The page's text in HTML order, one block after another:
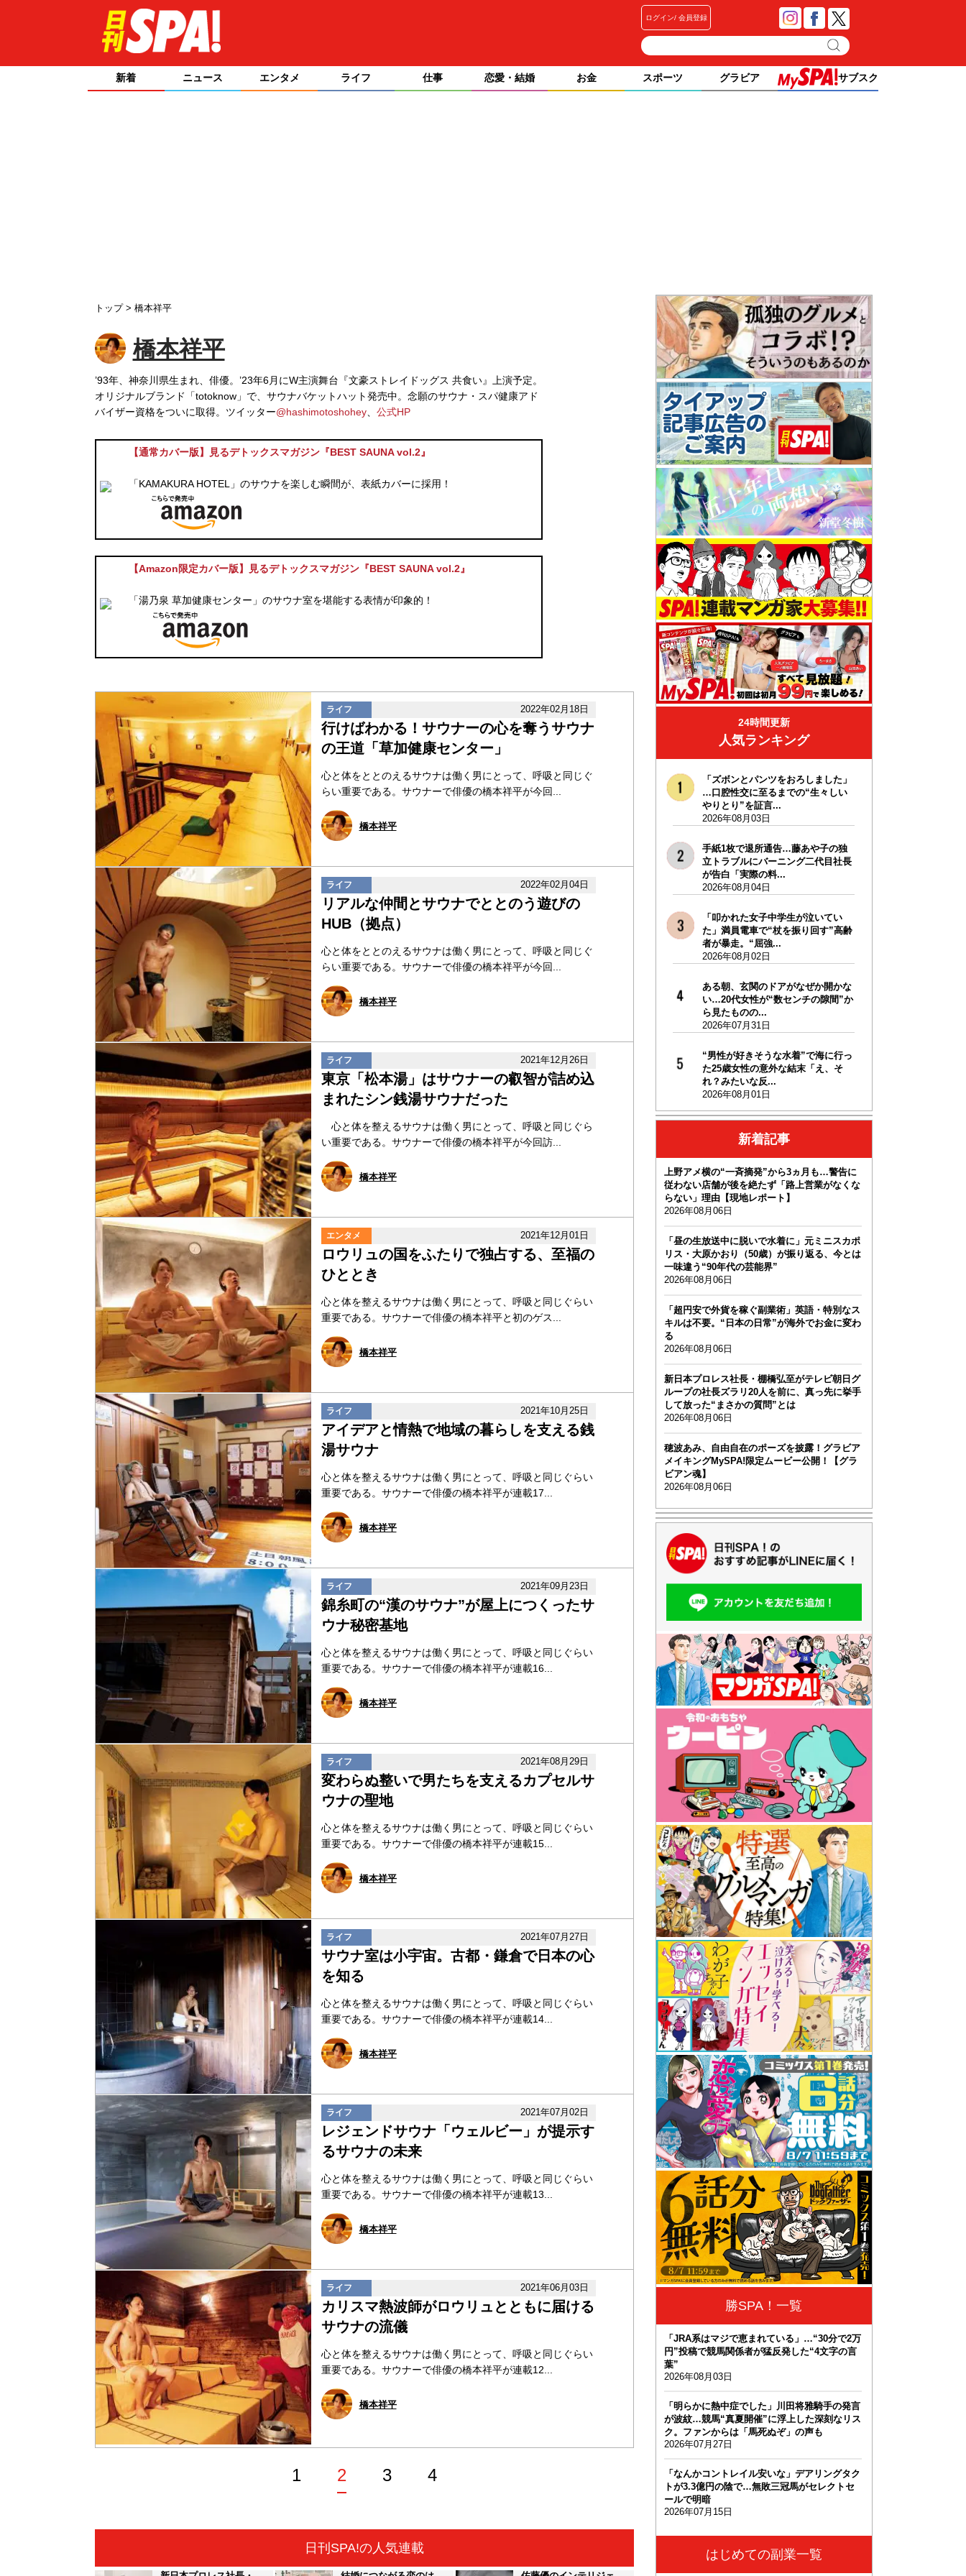
ログイン 会員登録
新着 ニュース エンタメ ライフ 仕事 恋愛・結婚 お金 スポーツ グラビア サブスク
トップ 橋本祥平
橋本祥平
’93年、神奈川県生まれ、俳優。’23年6月にW主演舞台『文豪ストレイドッグス 共食い』上演予定。
オリジナルブランド「totoknow」で、サウナバケットハット発売中。念願のサウナ・スパ健康アド
バイザー資格をついに取得。ツイッター@hashimotoshohey、 公式HP
【通常カバー版】見るデトックスマガジン『BEST SAUNA vol.2』
「KAMAKURA HOTEL」のサウナを楽しむ瞬間が、表紙カバーに採用！
【Amazon限定カバー版】見るデトックスマガジン『BEST SAUNA vol.2』
「湯乃泉 草加健康センター」のサウナ室を堪能する表情が印象的！
ライフ 2022年02月18日
行けばわかる！サウナーの心を奪うサウナ
の王道「草加健康センター」
心と体をととのえるサウナは働く男にとって、呼吸と同じぐ
らい重要である。サウナーで俳優の橋本祥平が今回...
橋本祥平
ライフ 2022年02月04日
リアルな仲間とサウナでととのう遊びの
HUB（拠点）
心と体をととのえるサウナは働く男にとって、呼吸と同じぐ
らい重要である。サウナーで俳優の橋本祥平が今回...
橋本祥平
ライフ 2021年12月26日
東京「松本湯」はサウナーの叡智が詰め込
まれたシン銭湯サウナだった
心と体を整えるサウナは働く男にとって、呼吸と同じぐら
い重要である。サウナーで俳優の橋本祥平が今回訪...
橋本祥平
エンタメ 2021年12月01日
ロウリュの国をふたりで独占する、至福の
ひととき
心と体を整えるサウナは働く男にとって、呼吸と同じぐらい
重要である。サウナーで俳優の橋本祥平と初のゲス...
橋本祥平
ライフ 2021年10月25日
アイデアと情熱で地域の暮らしを支える銭
湯サウナ
心と体を整えるサウナは働く男にとって、呼吸と同じぐらい
重要である。サウナーで俳優の橋本祥平が連載17...
橋本祥平
ライフ 2021年09月23日
錦糸町の“漢のサウナ”が屋上につくったサ
ウナ秘密基地
心と体を整えるサウナは働く男にとって、呼吸と同じぐらい
重要である。サウナーで俳優の橋本祥平が連載16...
橋本祥平
ライフ 2021年08月29日
変わらぬ整いで男たちを支えるカプセルサ
ウナの聖地
心と体を整えるサウナは働く男にとって、呼吸と同じぐらい
重要である。サウナーで俳優の橋本祥平が連載15...
橋本祥平
ライフ 2021年07月27日
サウナ室は小宇宙。古都・鎌倉で日本の心
を知る
心と体を整えるサウナは働く男にとって、呼吸と同じぐらい
重要である。サウナーで俳優の橋本祥平が連載14...
橋本祥平
ライフ 2021年07月02日
レジェンドサウナ「ウェルビー」が提示す
るサウナの未来
心と体を整えるサウナは働く男にとって、呼吸と同じぐらい
重要である。サウナーで俳優の橋本祥平が連載13...
橋本祥平
ライフ 2021年06月03日
カリスマ熱波師がロウリュとともに届ける
サウナの流儀
心と体を整えるサウナは働く男にとって、呼吸と同じぐらい
重要である。サウナーで俳優の橋本祥平が連載12...
橋本祥平
1 2 3 4
日刊SPA!の人気連載
24時間更新
人気ランキング
「ズボンとパンツをおろしました」
…口腔性交に至るまでの“生々しい
やりとり”を証言...
2026年08月03日
手紙1枚で退所通告…藤あや子の独
立トラブルにバーニング二代目社長
が告白「実際の料...
2026年08月04日
「叩かれた女子中学生が泣いてい
た」満員電車で“杖を振り回す”高齢
者が暴走。“屈強...
2026年08月02日
ある朝、玄関のドアがなぜか開かな
い…20代女性が“数センチの隙間”か
ら見たものの...
2026年07月31日
“男性が好きそうな水着”で海に行っ
た25歳女性の意外な結末「え、そ
れ？みたいな反...
2026年08月01日
新着記事
上野アメ横の“一斉摘発”から3ヵ月も…警告に
従わない店舗が後を絶たず「路上営業がなくな
らない」理由【現地レポート】
2026年08月06日
「昼の生放送中に脱いで水着に」元ミニスカポ
リス・大原かおり（50歳）が振り返る、今とは
一味違う“90年代の芸能界”
2026年08月06日
「超円安で外貨を稼ぐ副業術」英語・特別なス
キルは不要。“日本の日常”が海外でお金に変わ
る
2026年08月06日
新日本プロレス社長・棚橋弘至がテレビ朝日グ
ループの社長ズラリ20人を前に、真っ先に挙手
して放った“まさかの質問”とは
2026年08月06日
穂波あみ、自由自在のポーズを披露！グラビア
メイキングMySPA!限定ムービー公開！【グラ
ビアン魂】
2026年08月06日
勝SPA！一覧
「JRA系はマジで恵まれている」…“30分で2万
円”投稿で競馬関係者が猛反発した“4文字の言
葉”
2026年08月03日
「明らかに熱中症でした」川田将雅騎手の発言
が波紋…競馬“真夏開催”に浮上した深刻なリス
ク。ファンからは「馬死ぬぞ」の声も
2026年07月27日
「なんかコントレイル安いな」デアリングタク
トが3.3億円の陰で…無敗三冠馬がセレクトセ
ールで明暗
2026年07月15日
はじめての副業一覧